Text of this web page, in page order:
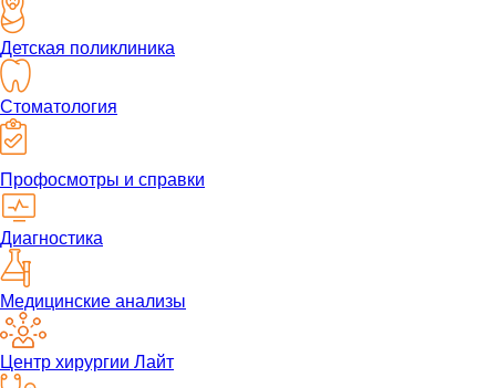
Детская поликлиника
Стоматология
Профосмотры и справки
Диагностика
Медицинские анализы
Центр хирургии Лайт